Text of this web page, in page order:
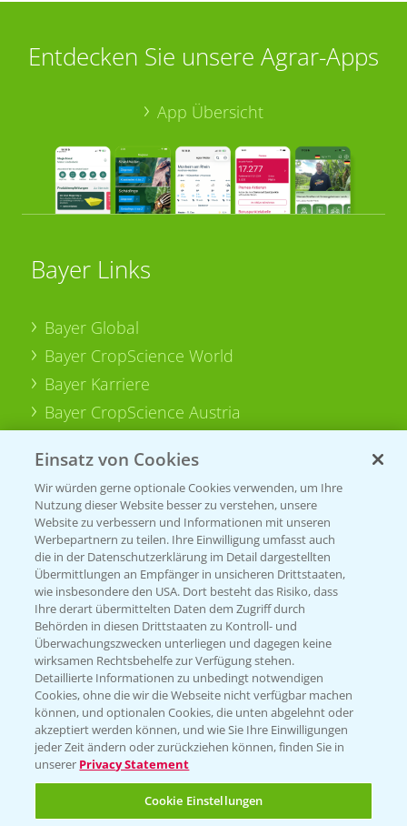
Entdecken Sie unsere Agrar-Apps
App Übersicht
Bayer Links
Bayer Global
Bayer CropScience World
Bayer Karriere
Bayer CropScience Austria
Presse
Vegetables Deutschland
Infos
LINKS
Apps
Wetter Aktuell
BROSCHÜREN
Ackerbau
Saatgut
Sonderkulturen
Einsatz von Cookies
Wir würden gerne optionale Cookies verwenden, um Ihre
Nutzung dieser Website besser zu verstehen, unsere
Website zu verbessern und Informationen mit unseren
Werbepartnern zu teilen. Ihre Einwilligung umfasst auch
die in der Datenschutzerklärung im Detail dargestellten
Übermittlungen an Empfänger in unsicheren Drittstaaten,
wie insbesondere den USA. Dort besteht das Risiko, dass
Ihre derart übermittelten Daten dem Zugriff durch
Behörden in diesen Drittstaaten zu Kontroll- und
Überwachungszwecken unterliegen und dagegen keine
wirksamen Rechtsbehelfe zur Verfügung stehen.
Detaillierte Informationen zu unbedingt notwendigen
Cookies, ohne die wir die Webseite nicht verfügbar machen
können, und optionalen Cookies, die unten abgelehnt oder
akzeptiert werden können, und wie Sie Ihre Einwilligungen
jeder Zeit ändern oder zurückziehen können, finden Sie in
unserer Privacy Statement
Cookie Einstellungen